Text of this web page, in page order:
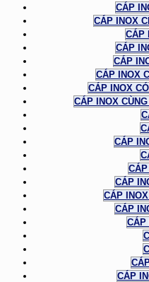
CÁP
CÁP INOX
CÁP
CÁP
CÁP
CÁP INOX
CÁP INOX
CÁP INOX
CÁP
CÁP
CÁP
CÁP
CÁP
CÁP